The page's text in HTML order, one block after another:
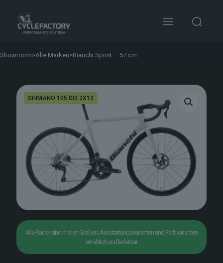
Showroom>Alle Marken>Bianchi Sprint – 57 cm
SHIMANO 105 DI2 2X12
Alle Räder sind in allen Größen, Ausstattungsvarianten und Farbvarianten
erhältlich und lieferbar.